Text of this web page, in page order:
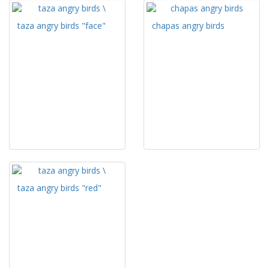
taza angry birds "face" chapas angry birds
taza angry birds "red"